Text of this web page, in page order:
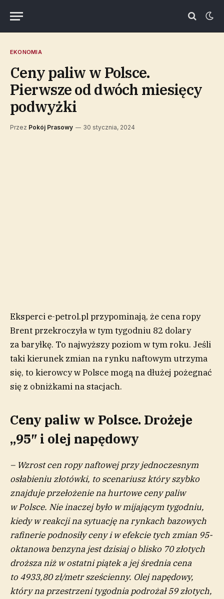
EKONOMIA
Ceny paliw w Polsce.
Pierwsze od dwóch miesięcy
podwyżki
Przez Pokój Prasowy 30 stycznia, 2024
Eksperci e-petrol.pl przypominają, że cena ropy
Brent przekroczyła w tym tygodniu 82 dolary
za baryłkę. To najwyższy poziom w tym roku. Jeśli
taki kierunek zmian na rynku naftowym utrzyma
się, to kierowcy w Polsce mogą na dłużej pożegnać
się z obniżkami na stacjach.
Ceny paliw w Polsce. Drożeje
„95″ i olej napędowy
– Wzrost cen ropy naftowej przy jednoczesnym
osłabieniu złotówki, to scenariusz który szybko
znajduje przełożenie na hurtowe ceny paliw
w Polsce. Nie inaczej było w mijającym tygodniu,
kiedy w reakcji na sytuację na rynkach bazowych
rafinerie podnosiły ceny i w efekcie tych zmian 95-
oktanowa benzyna jest dzisiaj o blisko 70 złotych
droższa niż w ostatni piątek a jej średnia cena
to 4933,80 zł/metr sześcienny. Olej napędowy,
który na przestrzeni tygodnia podrożał 59 złotych,